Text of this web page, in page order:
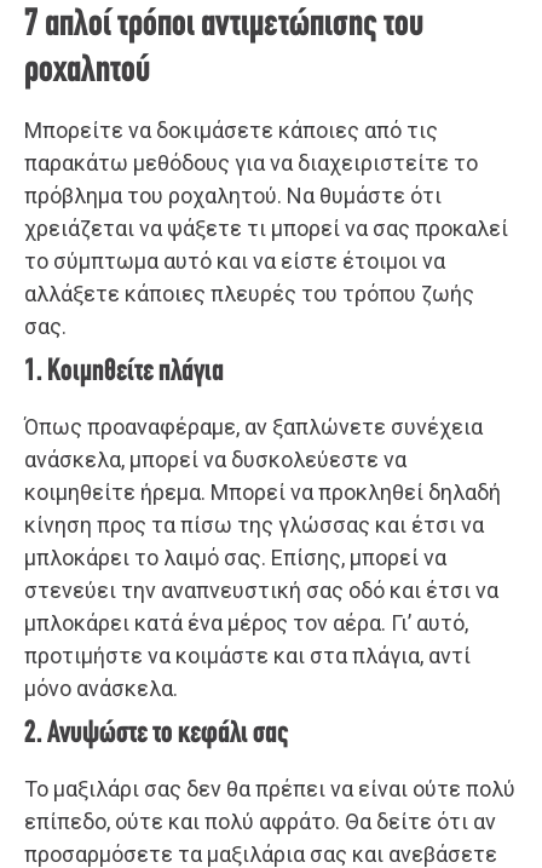
7 απλοί τρόποι αντιμετώπισης του
ροχαλητού
Μπορείτε να δοκιμάσετε κάποιες από τις
παρακάτω μεθόδους για να διαχειριστείτε το
πρόβλημα του ροχαλητού. Να θυμάστε ότι
χρειάζεται να ψάξετε τι μπορεί να σας προκαλεί
το σύμπτωμα αυτό και να είστε έτοιμοι να
αλλάξετε κάποιες πλευρές του τρόπου ζωής
σας.
1. Κοιμηθείτε πλάγια
Όπως προαναφέραμε, αν ξαπλώνετε συνέχεια
ανάσκελα, μπορεί να δυσκολεύεστε να
κοιμηθείτε ήρεμα. Μπορεί να προκληθεί δηλαδή
κίνηση προς τα πίσω της γλώσσας και έτσι να
μπλοκάρει το λαιμό σας. Επίσης, μπορεί να
στενεύει την αναπνευστική σας οδό και έτσι να
μπλοκάρει κατά ένα μέρος τον αέρα. Γι’ αυτό,
προτιμήστε να κοιμάστε και στα πλάγια, αντί
μόνο ανάσκελα.
2. Ανυψώστε το κεφάλι σας
Το μαξιλάρι σας δεν θα πρέπει να είναι ούτε πολύ
επίπεδο, ούτε και πολύ αφράτο. Θα δείτε ότι αν
προσαρμόσετε τα μαξιλάρια σας και ανεβάσετε